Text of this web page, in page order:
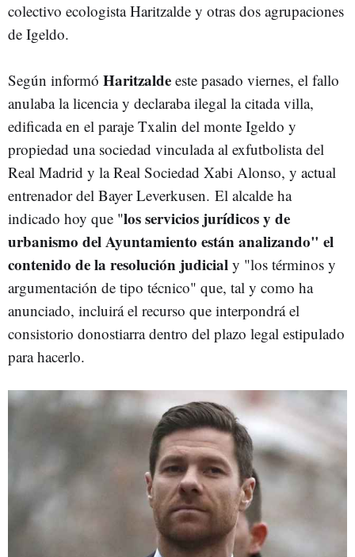
colectivo ecologista Haritzalde y otras dos agrupaciones
de Igeldo.
Según informó Haritzalde este pasado viernes, el fallo
anulaba la licencia y declaraba ilegal la citada villa,
edificada en el paraje Txalin del monte Igeldo y
propiedad una sociedad vinculada al exfutbolista del
Real Madrid y la Real Sociedad Xabi Alonso, y actual
entrenador del Bayer Leverkusen. El alcalde ha
indicado hoy que "los servicios jurídicos y de
urbanismo del Ayuntamiento están analizando" el
contenido de la resolución judicial y "los términos y
argumentación de tipo técnico" que, tal y como ha
anunciado, incluirá el recurso que interpondrá el
consistorio donostiarra dentro del plazo legal estipulado
para hacerlo.